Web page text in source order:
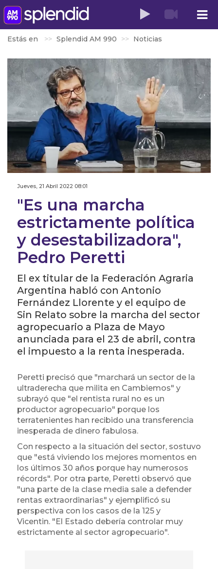
Estás en Splendid AM 990 Noticias
Jueves, 21 Abril 2022 08:01
"Es una marcha
estrictamente política
y desestabilizadora",
Pedro Peretti
El ex titular de la Federación Agraria
Argentina habló con Antonio
Fernández Llorente y el equipo de
Sin Relato sobre la marcha del sector
agropecuario a Plaza de Mayo
anunciada para el 23 de abril, contra
el impuesto a la renta inesperada.
Peretti precisó que "marchará un sector de la
ultraderecha que milita en Cambiemos" y
subrayó que "el rentista rural no es un
productor agropecuario" porque los
terratenientes han recibido una transferencia
inesperada de dinero fabulosa.
Con respecto a la situación del sector, sostuvo
que "está viviendo los mejores momentos en
los últimos 30 años porque hay numerosos
récords". Por otra parte, Peretti observó que
"una parte de la clase media sale a defender
rentas extraordinarias" y ejemplificó su
perspectiva con los casos de la 125 y
Vicentin. "El Estado debería controlar muy
estrictamente al sector agropecuario".